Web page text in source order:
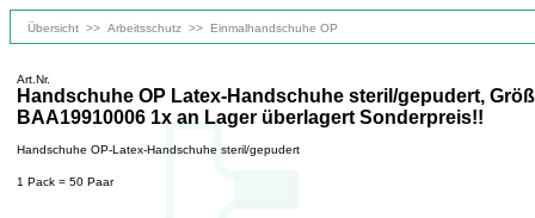
Übersicht >> Arbeitsschutz >> Einmalhandschuhe OP
Art.Nr.
Handschuhe OP Latex-Handschuhe steril/gepudert,
BAA19910006 1x an Lager überlagert Sonderpreis!!
Handschuhe OP-Latex-Handschuhe steril/gepudert
1 Pack = 50 Paar